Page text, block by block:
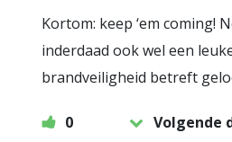
Kortom: keep ‘em coming!
inderdaad ook wel een
brandveiligheid betreft
0 Volgende